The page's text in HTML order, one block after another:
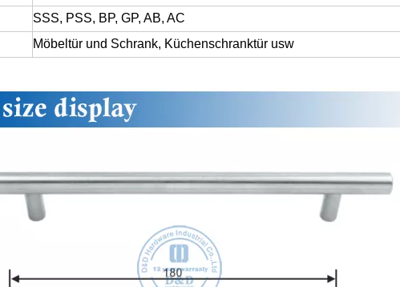
SSS, PSS, BP, GP, AB, AC
Möbeltür und Schrank, Küchenschranktür usw